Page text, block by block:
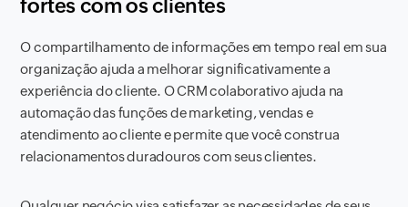
fortes com os clientes
O compartilhamento de informações em tempo real em sua
organização ajuda a melhorar significativamente a
experiência do cliente. O CRM colaborativo ajuda na
automação das funções de marketing, vendas e
atendimento ao cliente e permite que você construa
relacionamentos duradouros com seus clientes.